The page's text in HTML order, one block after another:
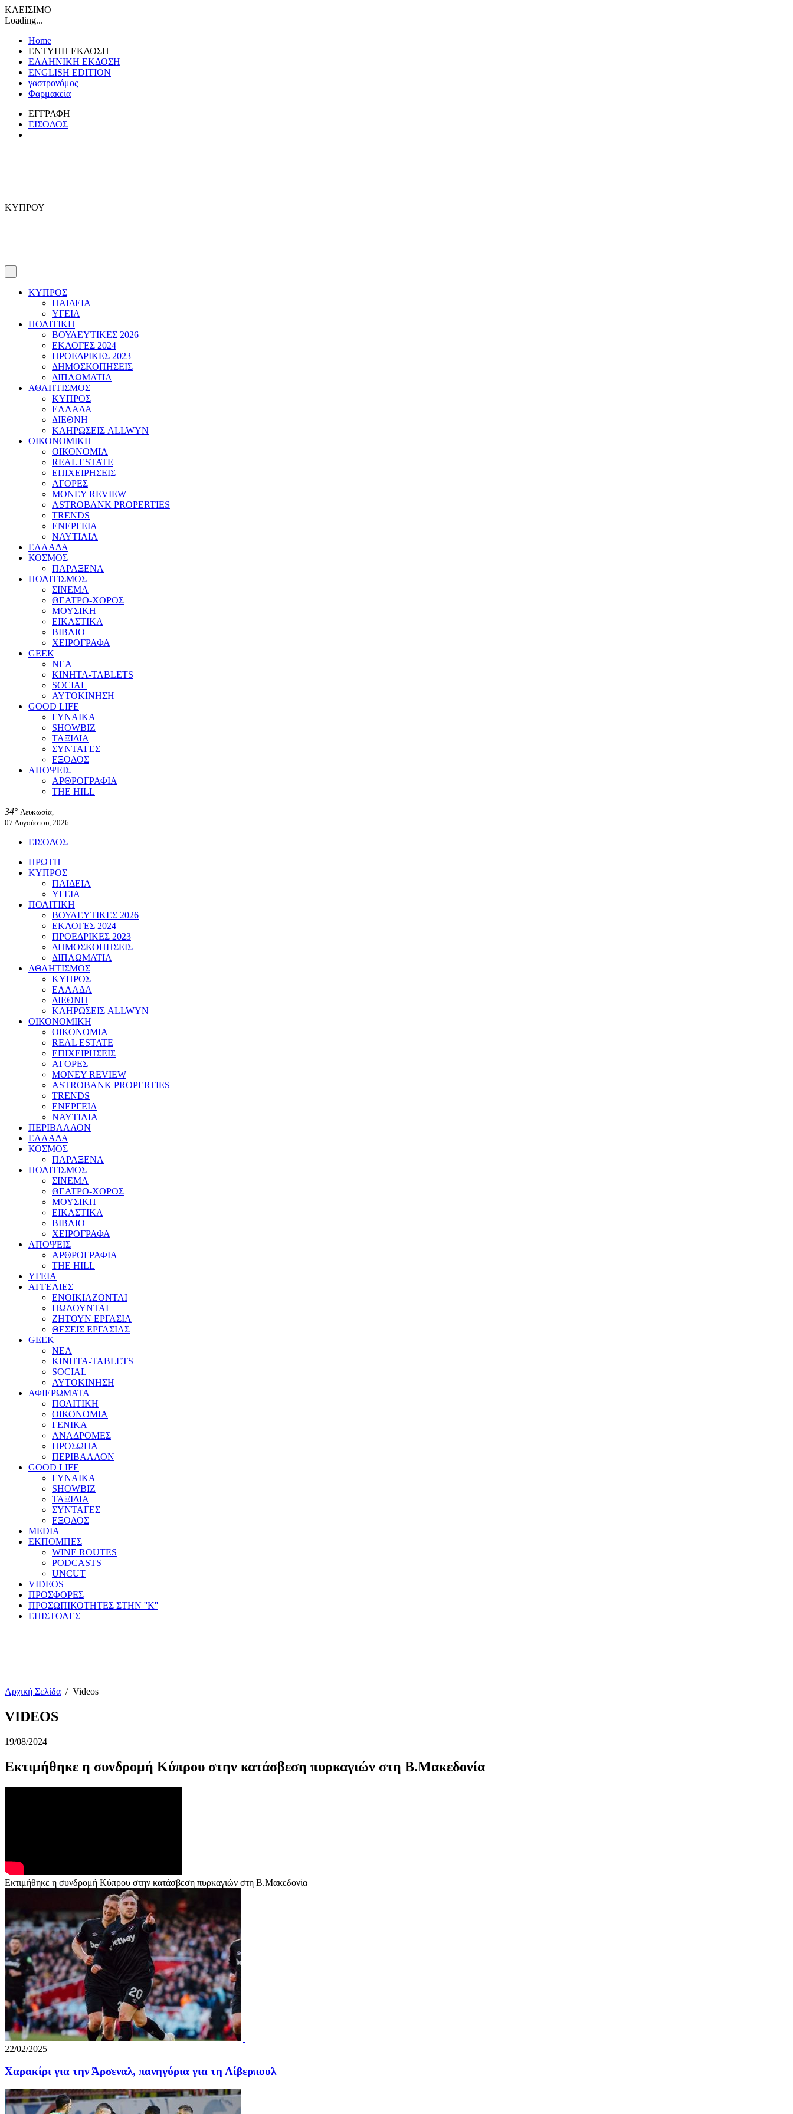
ΚΛΕΙΣΙΜΟ
Loading...
Home
ΕΝΤΥΠΗ ΕΚΔΟΣΗ
ΕΛΛΗΝΙΚΗ ΕΚΔΟΣΗ
ENGLISH EDITION
γαστρονόμος
Φαρμακεία
ΕΓΓΡΑΦΗ
ΕΙΣΟΔΟΣ
ΚΥΠΡΟΥ
ΚΥΠΡΟΣ
ΠΑΙΔΕΙΑ
ΥΓΕΙΑ
ΠΟΛΙΤΙΚΗ
ΒΟΥΛΕΥΤΙΚΕΣ 2026
ΕΚΛΟΓΕΣ 2024
ΠΡΟΕΔΡΙΚΕΣ 2023
ΔΗΜΟΣΚΟΠΗΣΕΙΣ
ΔΙΠΛΩΜΑΤΙΑ
ΑΘΛΗΤΙΣΜΟΣ
ΚΥΠΡΟΣ
ΕΛΛΑΔΑ
ΔΙΕΘΝΗ
ΚΛΗΡΩΣΕΙΣ ALLWYN
ΟΙΚΟΝΟΜΙΚΗ
ΟΙΚΟΝΟΜΙΑ
REAL ESTATE
ΕΠΙΧΕΙΡΗΣΕΙΣ
ΑΓΟΡΕΣ
MONEY REVIEW
ASTROBANK PROPERTIES
TRENDS
ΕΝΕΡΓΕΙΑ
ΝΑΥΤΙΛΙΑ
ΕΛΛΑΔΑ
ΚΟΣΜΟΣ
ΠΑΡΑΞΕΝΑ
ΠΟΛΙΤΙΣΜΟΣ
ΣΙΝΕΜΑ
ΘΕΑΤΡΟ-ΧΟΡΟΣ
ΜΟΥΣΙΚΗ
ΕΙΚΑΣΤΙΚΑ
ΒΙΒΛΙΟ
ΧΕΙΡΟΓΡΑΦΑ
GEEK
ΝΕΑ
ΚΙΝΗΤΑ-TABLETS
SOCIAL
ΑΥΤΟΚΙΝΗΣΗ
GOOD LIFE
ΓΥΝΑΙΚΑ
SHOWBIZ
ΤΑΞΙΔΙΑ
ΣΥΝΤΑΓΕΣ
ΕΞΟΔΟΣ
ΑΠΟΨΕΙΣ
ΑΡΘΡΟΓΡΑΦΙΑ
THE HILL
34° Λευκωσία,
07 Αυγούστου, 2026
ΕΙΣΟΔΟΣ
ΠΡΩΤΗ
ΚΥΠΡΟΣ
ΠΑΙΔΕΙΑ
ΥΓΕΙΑ
ΠΟΛΙΤΙΚΗ
ΒΟΥΛΕΥΤΙΚΕΣ 2026
ΕΚΛΟΓΕΣ 2024
ΠΡΟΕΔΡΙΚΕΣ 2023
ΔΗΜΟΣΚΟΠΗΣΕΙΣ
ΔΙΠΛΩΜΑΤΙΑ
ΑΘΛΗΤΙΣΜΟΣ
ΚΥΠΡΟΣ
ΕΛΛΑΔΑ
ΔΙΕΘΝΗ
ΚΛΗΡΩΣΕΙΣ ALLWYN
ΟΙΚΟΝΟΜΙΚΗ
ΟΙΚΟΝΟΜΙΑ
REAL ESTATE
ΕΠΙΧΕΙΡΗΣΕΙΣ
ΑΓΟΡΕΣ
MONEY REVIEW
ASTROBANK PROPERTIES
TRENDS
ΕΝΕΡΓΕΙΑ
ΝΑΥΤΙΛΙΑ
ΠΕΡΙΒΑΛΛΟΝ
ΕΛΛΑΔΑ
ΚΟΣΜΟΣ
ΠΑΡΑΞΕΝΑ
ΠΟΛΙΤΙΣΜΟΣ
ΣΙΝΕΜΑ
ΘΕΑΤΡΟ-ΧΟΡΟΣ
ΜΟΥΣΙΚΗ
ΕΙΚΑΣΤΙΚΑ
ΒΙΒΛΙΟ
ΧΕΙΡΟΓΡΑΦΑ
ΑΠΟΨΕΙΣ
ΑΡΘΡΟΓΡΑΦΙΑ
THE HILL
ΥΓΕΙΑ
ΑΓΓΕΛΙΕΣ
ΕΝΟΙΚΙΑΖΟΝΤΑΙ
ΠΩΛΟΥΝΤΑΙ
ΖΗΤΟΥΝ ΕΡΓΑΣΙΑ
ΘΕΣΕΙΣ ΕΡΓΑΣΙΑΣ
GEEK
ΝΕΑ
ΚΙΝΗΤΑ-TABLETS
SOCIAL
ΑΥΤΟΚΙΝΗΣΗ
ΑΦΙΕΡΩΜΑΤΑ
ΠΟΛΙΤΙΚΗ
ΟΙΚΟΝΟΜΙΑ
ΓΕΝΙΚΑ
ΑΝΑΔΡΟΜΕΣ
ΠΡΟΣΩΠΑ
ΠΕΡΙΒΑΛΛΟΝ
GOOD LIFE
ΓΥΝΑΙΚΑ
SHOWBIZ
ΤΑΞΙΔΙΑ
ΣΥΝΤΑΓΕΣ
ΕΞΟΔΟΣ
MEDIA
ΕΚΠΟΜΠΕΣ
WINE ROUTES
PODCASTS
UNCUT
VIDEOS
ΠΡΟΣΦΟΡΕΣ
ΠΡΟΣΩΠΙΚΟΤΗΤΕΣ ΣΤΗΝ ''Κ''
ΕΠΙΣΤΟΛΕΣ
Αρχική Σελίδα / Videos
VIDEOS
19/08/2024
Εκτιμήθηκε η συνδρομή Κύπρου στην κατάσβεση πυρκαγιών στη Β.Μακεδονία
Εκτιμήθηκε η συνδρομή Κύπρου στην κατάσβεση πυρκαγιών στη Β.Μακεδονία
22/02/2025
Χαρακίρι για την Άρσεναλ, πανηγύρια για τη Λίβερπουλ